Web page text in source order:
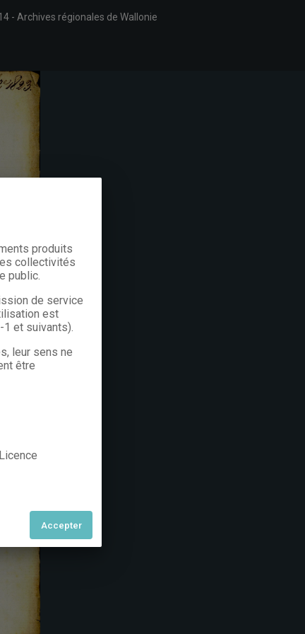
Archives régionales de Wallonie
produits
collectivités
public.
de service
est
et suivants).
leur sens ne
être